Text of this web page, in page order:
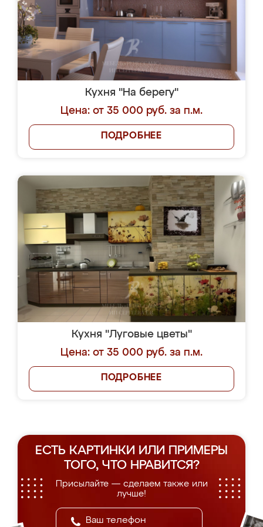
Кухня "На берегу"
Цена: от 35 000 руб. за п.м.
ПОДРОБНЕЕ
Кухня "Луговые цветы"
Цена: от 35 000 руб. за п.м.
ПОДРОБНЕЕ
ЕСТЬ КАРТИНКИ ИЛИ ПРИМЕРЫ
ТОГО, ЧТО НРАВИТСЯ?
Присылайте — сделаем также или
лучше!